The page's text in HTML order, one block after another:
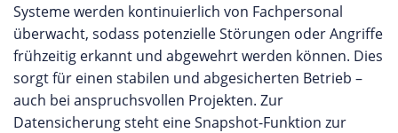
Systeme werden kontinuierlich von Fachpersonal
überwacht, sodass potenzielle Störungen oder Angriffe
frühzeitig erkannt und abgewehrt werden können. Dies
sorgt für einen stabilen und abgesicherten Betrieb –
auch bei anspruchsvollen Projekten. Zur
Datensicherung steht eine Snapshot-Funktion zur